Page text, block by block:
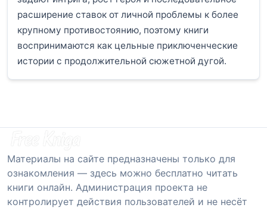
расширение ставок от личной проблемы к более
крупному противостоянию, поэтому книги
воспринимаются как цельные приключенческие
истории с продолжительной сюжетной дугой.
Материалы на сайте предназначены только для
ознакомления — здесь можно бесплатно читать
книги онлайн. Администрация проекта не
контролирует действия пользователей и не несёт